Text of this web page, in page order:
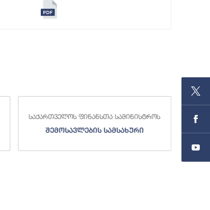
საქართველოს ფინანსთა სამინისტროს
შემოსავლების სამსახური